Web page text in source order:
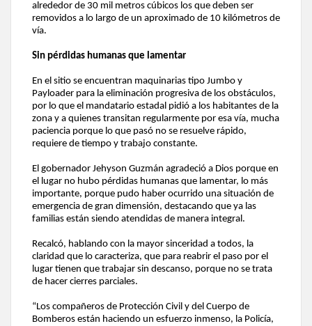
alrededor de 30 mil metros cúbicos los que deben ser
removidos a lo largo de un aproximado de 10 kilómetros de
vía.
Sin pérdidas humanas que lamentar
En el sitio se encuentran maquinarias tipo Jumbo y
Payloader para la eliminación progresiva de los obstáculos,
por lo que el mandatario estadal pidió a los habitantes de la
zona y a quienes transitan regularmente por esa vía, mucha
paciencia porque lo que pasó no se resuelve rápido,
requiere de tiempo y trabajo constante.
El gobernador Jehyson Guzmán agradeció a Dios porque en
el lugar no hubo pérdidas humanas que lamentar, lo más
importante, porque pudo haber ocurrido una situación de
emergencia de gran dimensión, destacando que ya las
familias están siendo atendidas de manera integral.
Recalcó, hablando con la mayor sinceridad a todos, la
claridad que lo caracteriza, que para reabrir el paso por el
lugar tienen que trabajar sin descanso, porque no se trata
de hacer cierres parciales.
“Los compañeros de Protección Civil y del Cuerpo de
Bomberos están haciendo un esfuerzo inmenso, la Policía,